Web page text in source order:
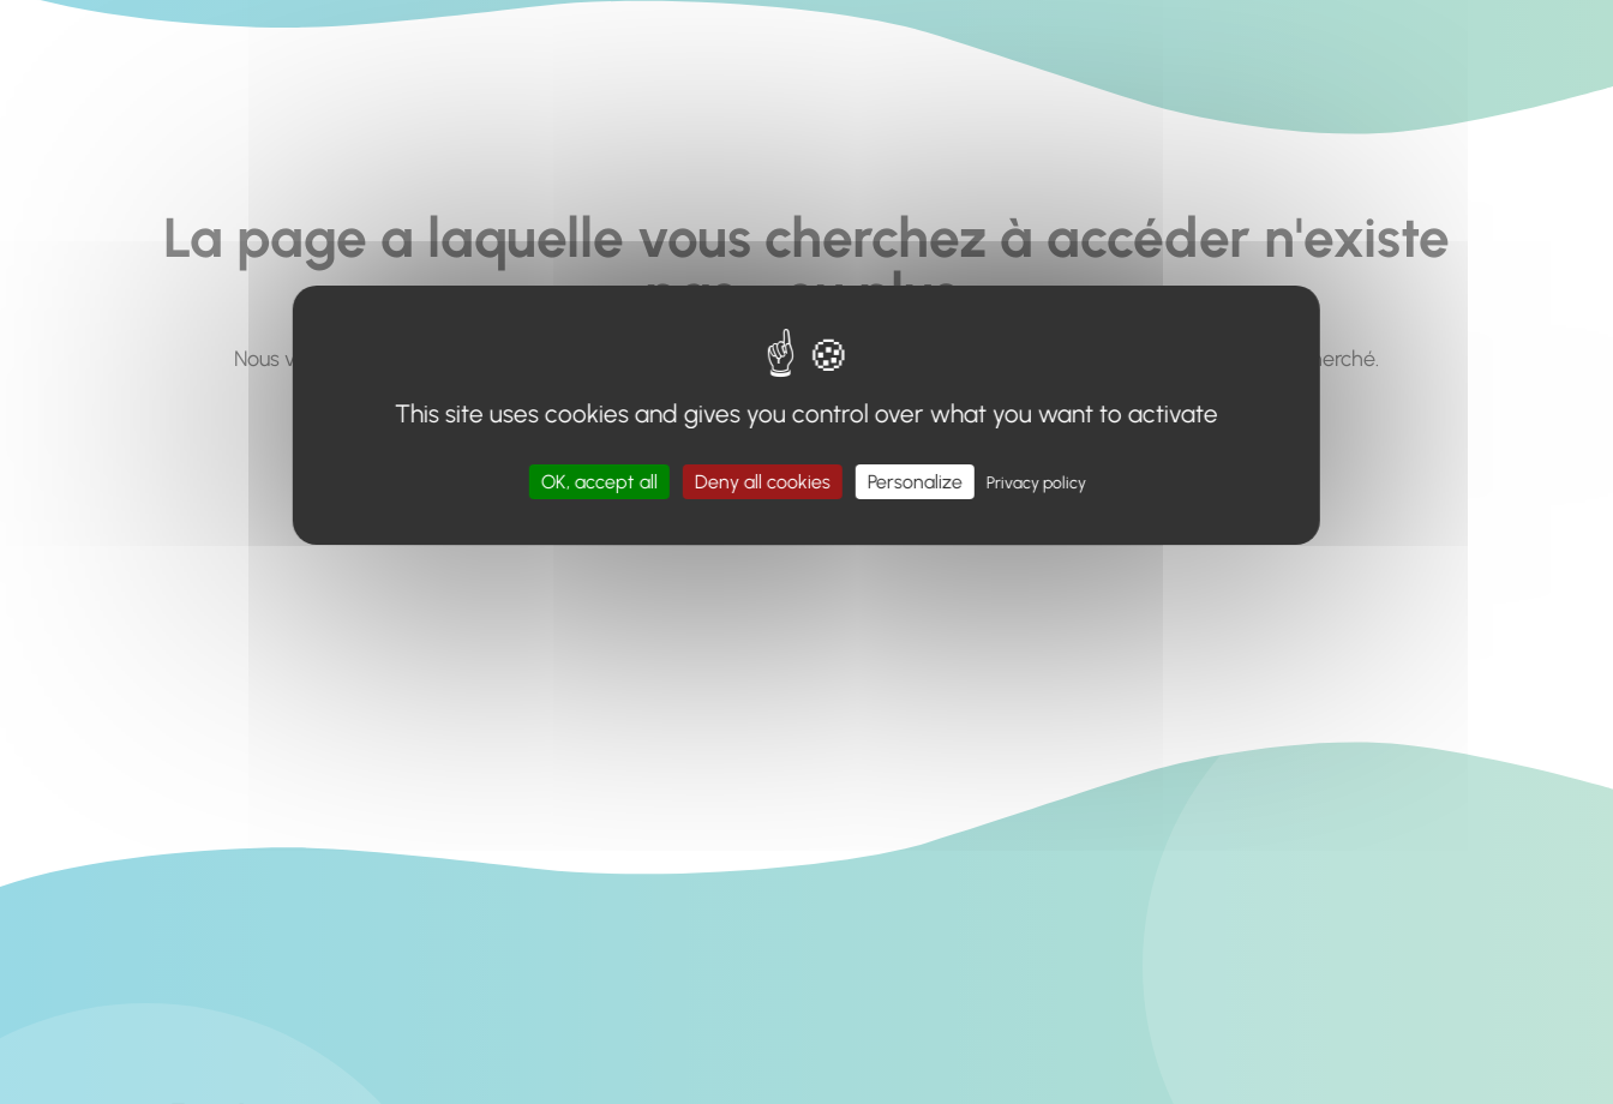
La page a laquelle vous cherchez à accéder n'existe
pas... ou plus.
Nous vous invitons à utiliser le moteur de recherche en haut de page, ou à utiliser le menu pour trouver le contenu recherché.
Retour à l'accueil
This site uses cookies and gives you control over what you want to activate
OK, accept all Deny all cookies Personalize Privacy policy